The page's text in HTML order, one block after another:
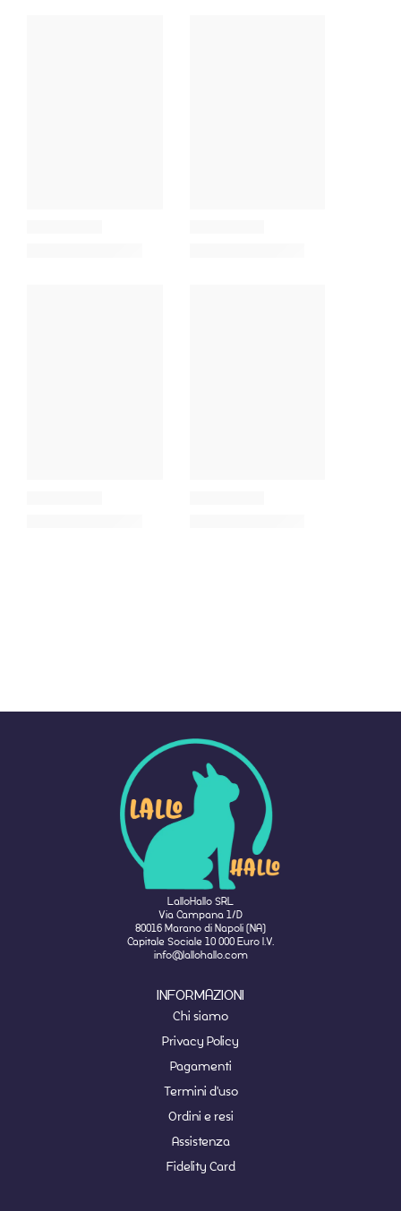
LalloHallo SRL
Via Campana 1/D
80016 Marano di Napoli (NA)
Capitale Sociale 10 000 Euro I.V.
info@lallohallo.com
INFORMAZIONI
Chi siamo
Privacy Policy
Pagamenti
Termini d'uso
Ordini e resi
Assistenza
Fidelity Card